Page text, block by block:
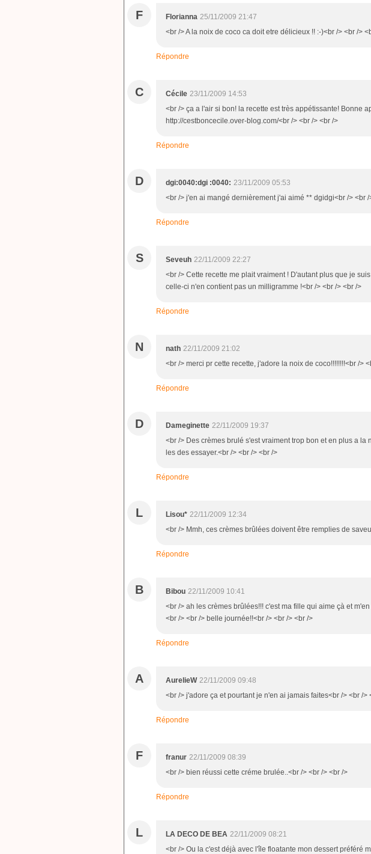
F Florianna 25/11/2009 21:47
<br /> A la noix de coco ca doit etre délicieux !! :-)<br /> <br />
Répondre
C Cécile 23/11/2009 14:53
<br /> ça a l'air si bon! la recette est très appétissante! Bonne
http://cestboncecile.over-blog.com/<br /> <br /> <br />
Répondre
D dgi:0040:dgi :0040: 23/11/2009 05:53
<br /> j'en ai mangé dernièrement j'ai aimé ** dgidgi<br /> <br /
Répondre
S Seveuh 22/11/2009 22:27
<br /> Cette recette me plait vraiment ! D'autant plus que je
celle-ci n'en contient pas un milligramme !<br /> <br /> <br />
Répondre
N nath 22/11/2009 21:02
<br /> merci pr cette recette, j'adore la noix de coco!!!!!!!!<br />
Répondre
D Dameginette 22/11/2009 19:37
<br /> Des crèmes brulé s'est vraiment trop bon et en plus a la
les des essayer.<br /> <br /> <br />
Répondre
L Lisou* 22/11/2009 12:34
<br /> Mmh, ces crèmes brûlées doivent être remplies de
Répondre
B Bibou 22/11/2009 10:41
<br /> ah les crèmes brûlées!!! c'est ma fille qui aime çà et
<br /> <br /> belle journée!!<br /> <br /> <br />
Répondre
A AurelieW 22/11/2009 09:48
<br /> j'adore ça et pourtant je n'en ai jamais faites<br /> <br />
Répondre
F franur 22/11/2009 08:39
<br /> bien réussi cette créme brulée..<br /> <br /> <br />
Répondre
L LA DECO DE BEA 22/11/2009 08:21
<br /> Ou la c'est déjà avec l'île floatante mon dessert préféré